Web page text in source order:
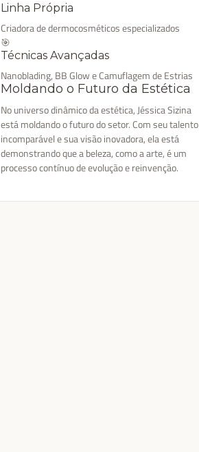
Linha Própria
Criadora de dermocosméticos especializados
🎯
Técnicas Avançadas
Nanoblading, BB Glow e Camuflagem de Estrias
Moldando o Futuro da Estética
No universo dinâmico da estética, Jéssica Sizina
está moldando o futuro do setor. Com seu talento
incomparável e sua visão inovadora, ela está
demonstrando que a beleza, como a arte, é um
processo contínuo de evolução e reinvenção.